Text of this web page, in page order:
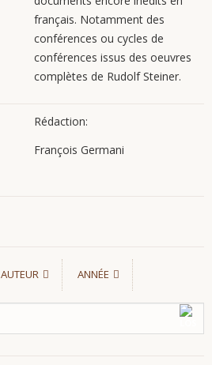
français. Notamment des
conférences ou cycles de
conférences issus des oeuvres
complètes de Rudolf Steiner.
Rédaction:
François Germani
AUTEUR ANNÉE